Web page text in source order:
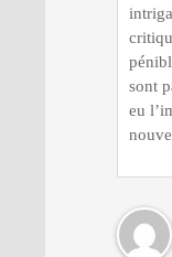
sont
eu